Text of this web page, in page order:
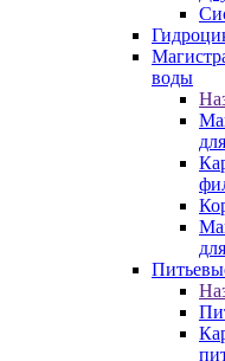
воды